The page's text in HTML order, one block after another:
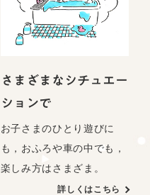
さまざまなシチュエー
ションで
お子さまのひとり遊びに
も，おふろや車の中でも，
楽しみ方はさまざま。
詳しくはこちら